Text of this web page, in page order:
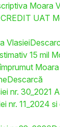
Moara
UAT
Vlasiei
15 mil
Descarcă
nr. 30_2021
nr. 11_2024